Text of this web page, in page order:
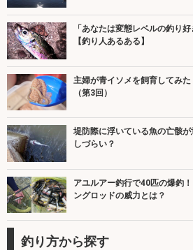
「あなたは変態レベルの釣り
【釣り人あるある】
主婦が青イソメを飼育してみ
（第3回）
堤防際に浮いている魚の亡骸
しづらい？
アユルアー釣行で40匹の爆釣
ングロッドの威力とは？
釣り方から探す